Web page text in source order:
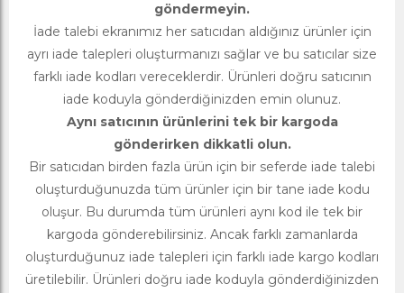
göndermeyin.
İade talebi ekranımız her satıcıdan aldığınız ürünler için
ayrı iade talepleri oluşturmanızı sağlar ve bu satıcılar size
farklı iade kodları vereceklerdir. Ürünleri doğru satıcının
iade koduyla gönderdiğinizden emin olunuz.
Aynı satıcının ürünlerini tek bir kargoda
gönderirken dikkatli olun.
Bir satıcıdan birden fazla ürün için bir seferde iade talebi
oluşturduğunuzda tüm ürünler için bir tane iade kodu
oluşur. Bu durumda tüm ürünleri aynı kod ile tek bir
kargoda gönderebilirsiniz. Ancak farklı zamanlarda
oluşturduğunuz iade talepleri için farklı iade kargo kodları
üretilebilir. Ürünleri doğru iade koduyla gönderdiğinizden